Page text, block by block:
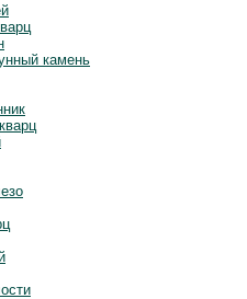
камень